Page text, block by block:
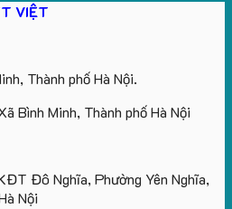
quà
làm
tặng
Cổ
Chữ
U
Bông
Theo
Cầu
In
Logo:
Bình
Gấu
VIỆT
Thành phố Hà Nội.
Bình Minh, Thành phố Hà Nội
Đô Nghĩa, Phường Yên Nghĩa,
Nội